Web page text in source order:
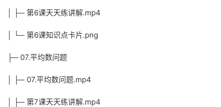
│ ├─ 第6课天天练讲解.mp4
│ └─ 第6课知识点卡片.png
├─ 07.平均数问题
│ ├─ 07.平均数问题.mp4
│ ├─ 第7课天天练讲解.mp4